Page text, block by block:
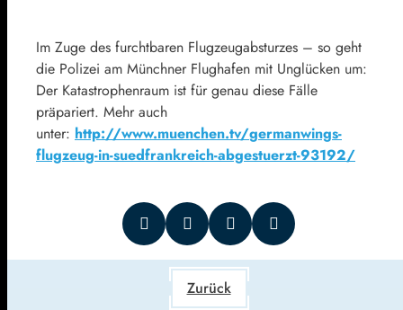
Im Zuge des furchtbaren Flugzeugabsturzes – so geht
die Polizei am Münchner Flughafen mit Unglücken um:
Der Katastrophenraum ist für genau diese Fälle
präpariert. Mehr auch
unter: http://www.muenchen.tv/germanwings-
flugzeug-in-suedfrankreich-abgestuerzt-93192/
Zurück